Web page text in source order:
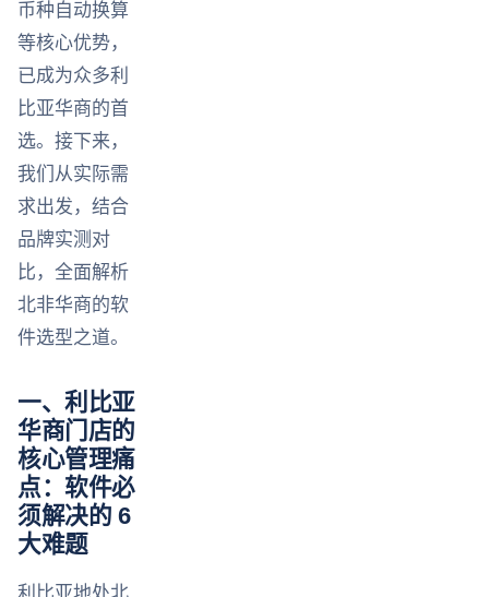
币种自动换算
等核心优势，
已成为众多利
比亚华商的首
选。接下来，
我们从实际需
求出发，结合
品牌实测对
比，全面解析
北非华商的软
件选型之道。
一、利比亚
华商门店的
核心管理痛
点：软件必
须解决的 6
大难题